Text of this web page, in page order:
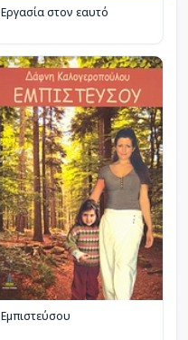
Εργασία στον εαυτό
Εμπιστεύσου